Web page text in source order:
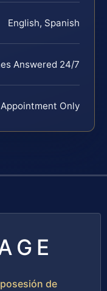
English, Spanish
Answered 24/7
Only
de